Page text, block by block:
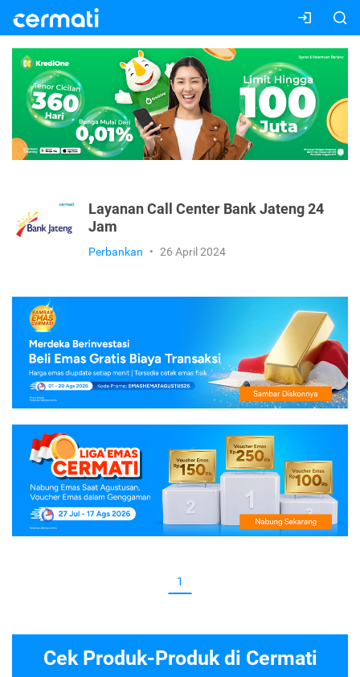
Layanan Call Center Bank Jateng 24
Jam
Perbankan • 26 April 2024
1
Cek Produk-Produk di Cermati